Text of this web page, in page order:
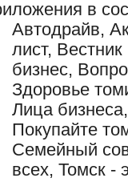
в
Автодрайв,
лист,
бизнес,
Здоровье
Лица
Покупайте
Семейный
всех, Томск -